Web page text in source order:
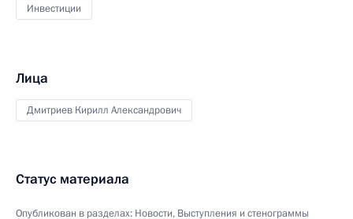
Инвестиции
Лица
Дмитриев Кирилл Александрович
Статус материала
Опубликован в разделах: Новости, Выступления и стенограммы